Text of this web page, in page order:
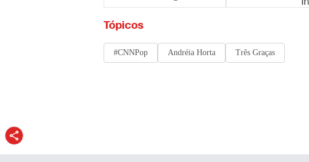
Tópicos
#CNNPop Andréia Horta Três Graças